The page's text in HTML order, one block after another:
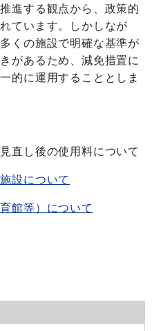
進する観点から、政策的
ています。しかしなが
くの施設で明確な基準が
があるため、減免措置に
的に運用することとしま
直し後の使用料について
設について
館等）について